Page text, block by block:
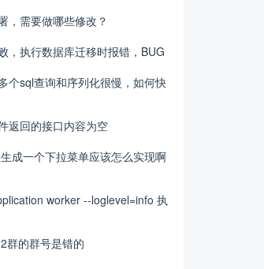
，需要做哪些修改？
，执行数据库迁移时报错，BUG
个sql查询和序列化很慢，如何快
返回的接口内容为空
成一个下拉菜单应该怎么实现啊
worker --loglevel=info 执
群的群号是错的